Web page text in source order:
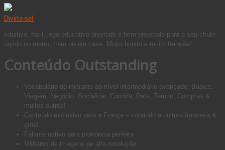
Divirta-se!
Intuitivo, fácil, jogo educativo divertido e bem projetado para o seu chute
rápido no metro, trem ou em casa. Muito bonito e muito francês!
Conteúdo Outstanding
Vocabulário do iniciante ao nível intermediário avançado: Basics,
Viagem, Negócio, Socializar, Comida, Data, Tempo, Compras &
muitos outros!
Conteúdo exclusivo para a França – cobrindo a cultura francesa &
gíria!
Falante nativo para pronúncia perfeita
Milhares de imagens de alta resolução